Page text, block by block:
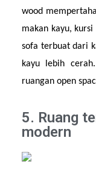
wood
makan kayu,
sofa terbuat dari
kayu lebih
ruangan open
5. Ruang
modern